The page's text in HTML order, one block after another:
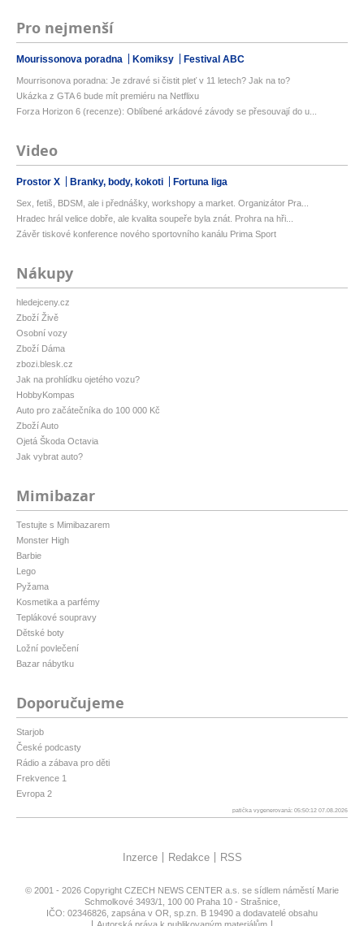
Pro nejmenší
Mourissonova poradna Komiksy Festival ABC
Mourrisonova poradna: Je zdravé si čistit pleť v 11 letech? Jak na to?
Ukázka z GTA 6 bude mít premiéru na Netflixu
Forza Horizon 6 (recenze): Oblíbené arkádové závody se přesouvají do u...
Video
Prostor X Branky, body, kokoti Fortuna liga
Sex, fetiš, BDSM, ale i přednášky, workshopy a market. Organizátor Pra...
Hradec hrál velice dobře, ale kvalita soupeře byla znát. Prohra na hři...
Závěr tiskové konference nového sportovního kanálu Prima Sport
Nákupy
hledejceny.cz
Zboží Živě
Osobní vozy
Zboží Dáma
zbozi.blesk.cz
Jak na prohlídku ojetého vozu?
HobbyKompas
Auto pro začátečníka do 100 000 Kč
Zboží Auto
Ojetá Škoda Octavia
Jak vybrat auto?
Mimibazar
Testujte s Mimibazarem
Monster High
Barbie
Lego
Pyžama
Kosmetika a parfémy
Teplákové soupravy
Dětské boty
Ložní povlečení
Bazar nábytku
Doporučujeme
Starjob
České podcasty
Rádio a zábava pro děti
Frekvence 1
Evropa 2
patička vygenerovaná: 05:50:12 07.08.2026
Inzerce Redakce RSS
© 2001 - 2026 Copyright CZECH NEWS CENTER a.s. se sídlem náměstí Marie
Schmolkové 3493/1, 100 00 Praha 10 - Strašnice,
IČO: 02346826, zapsána v OR, sp.zn. B 19490 a dodavatelé obsahu